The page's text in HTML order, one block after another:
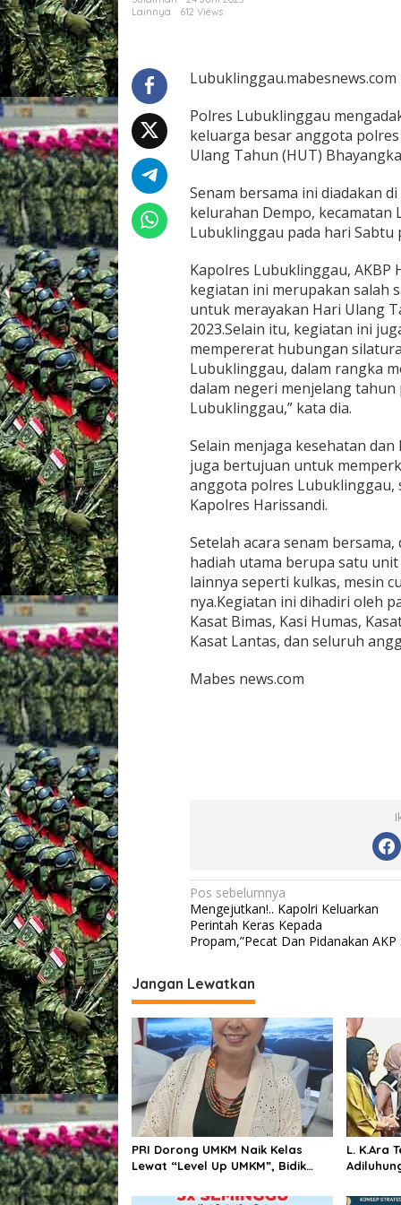
e
r
a
y
a
k
n
u
l
a
g
a
h
u
n
k
e
-
7
D
i
o
e
s
o
t
a
L
u
n
m
e
n
g
e
r
k
a
n
s
e
n
a
m
d
Lainnya
612 Views
Lubuklinggau.mabesnews.com
Polres Lubuklinggau
keluarga besar anggota
Ulang Tahun (HUT)
Senam bersama ini diadakan
kelurahan Dempo,
Lubuklinggau pada hari Sabtu
Kapolres Lubuklinggau, AKBP
kegiatan ini merupakan salah
untuk merayakan Hari Ulang
2023.Selain itu, kegiatan ini
mempererat hubungan
Lubuklinggau, dalam rangka
dalam negeri menjelang
Lubuklinggau,” kata dia.
Selain menjaga kesehatan
juga bertujuan untuk
anggota polres Lubuklinggau,
Kapolres Harissandi.
Setelah acara senam
hadiah utama berupa satu
lainnya seperti kulkas, mesin
nya.Kegiatan ini dihadiri oleh
Kasat Bimas, Kasi Humas,
Kasat Lantas, dan seluruh
Mabes news.com
N
a
v
i
g
a
s
i
p
o
s
Pos sebelumnya
Mengejutkan!.. Kapolri Keluarkan
Perintah Keras Kepada
Propam,”Pecat Dan Pidanakan AKP
Jangan Lewatkan
PRI Dorong UMKM Naik Kelas
Lewat “Level Up UMKM”, Bidik
Internasional
L. K.Ara
Adiluhung Sebuah
Bangsa